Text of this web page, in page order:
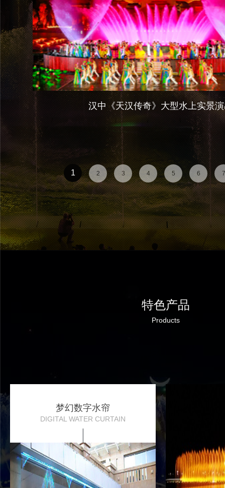
汉中《天汉传奇》大型水上实景
1 2 3 4 5 6 7
特色产品
Products
梦幻数字水帘
DIGITAL WATER CURTAIN